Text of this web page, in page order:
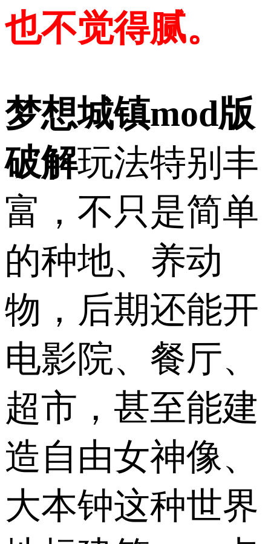
也不觉得腻。
梦想城镇mod版
破解玩法特别丰
富，不只是简单
的种地、养动
物，后期还能开
电影院、餐厅、
超市，甚至能建
造自由女神像、
大本钟这种世界